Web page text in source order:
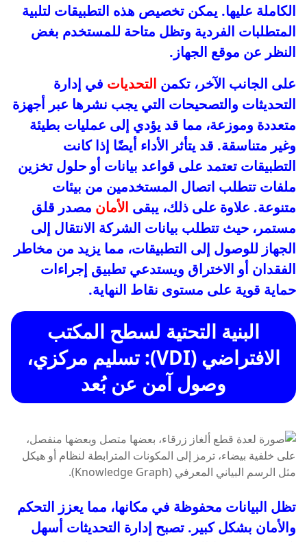
الكاملة عليها. يمكن تخصيص هذه التطبيقات لتلبية
المتطلبات الفردية وتظل متاحة للمستخدم بغض
النظر عن موقع الجهاز.
على الجانب الآخر، تكمن التحديات في إدارة
التحديثات والتصحيحات التي يجب نشرها عبر أجهزة
متعددة وموزعة، مما قد يؤدي إلى عمليات بطيئة
وغير متناسقة. قد يتأثر الأداء أيضًا إذا كانت
التطبيقات تعتمد على قواعد بيانات أو حلول تخزين
ملفات تتطلب اتصال المستخدمين من بيئات
متنوعة. علاوة على ذلك، يبقى الأمان مصدر قلق
مستمر، حيث تتطلب بيانات الشركة الانتقال إلى
الجهاز للوصول إلى التطبيقات، مما يزيد من مخاطر
الفقدان أو الاختراق ويستدعي تطبيق إجراءات
حماية قوية على مستوى نقاط النهاية.
البنية التحتية لسطح المكتب
الافتراضي (VDI): تسليم مركزي،
وصول آمن عن بُعد
تظل البيانات محفوظة في مكانها، مما يعزز التحكم
والأمان بشكل كبير. تصبح إدارة التحديثات أسهل